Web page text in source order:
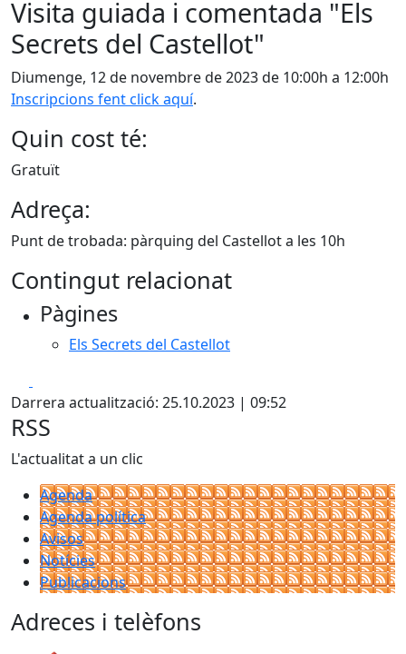
Visita guiada i comentada "Els
Secrets del Castellot"
Diumenge, 12 de novembre de 2023 de 10:00h a 12:00h
Inscripcions fent click aquí.
Quin cost té:
Gratuït
Adreça:
Punt de trobada: pàrquing del Castellot a les 10h
Contingut relacionat
Pàgines
Els Secrets del Castellot
Darrera actualització: 25.10.2023 | 09:52
RSS
L'actualitat a un clic
Agenda
Agenda política
Avisos
Notícies
Publicacions
Adreces i telèfons